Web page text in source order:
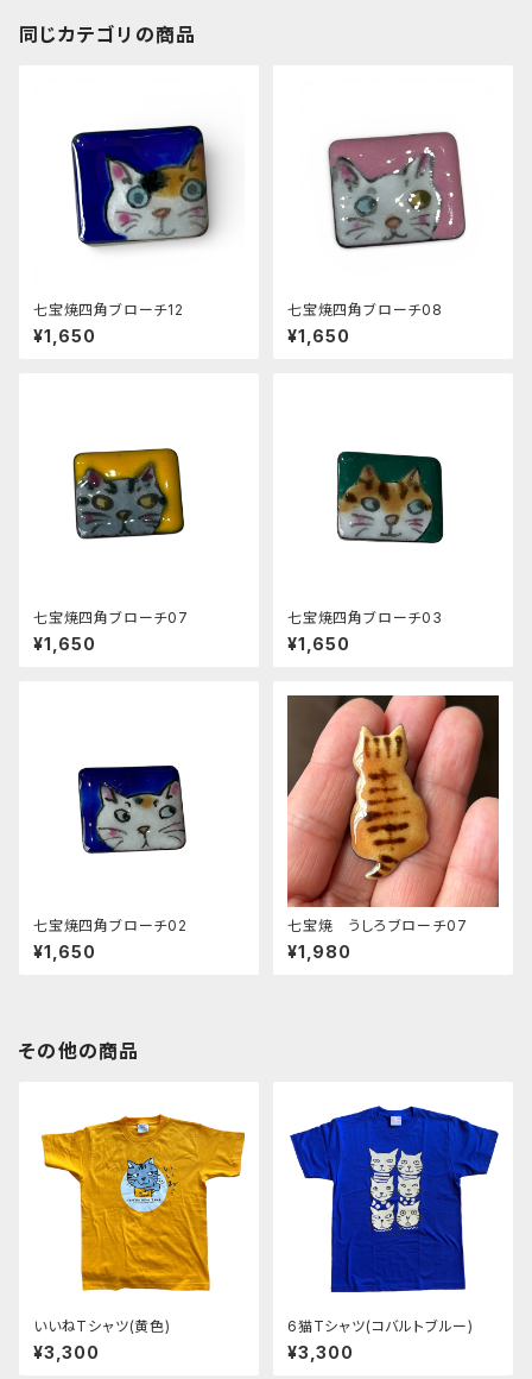
同じカテゴリの商品
七宝焼四角ブローチ12
¥1,650
七宝焼四角ブローチ08
¥1,650
七宝焼四角ブローチ07
¥1,650
七宝焼四角ブローチ03
¥1,650
七宝焼四角ブローチ02
¥1,650
七宝焼 うしろブローチ07
¥1,980
その他の商品
いいねTシャツ(黄色)
¥3,300
6猫Tシャツ(コバルトブルー)
¥3,300